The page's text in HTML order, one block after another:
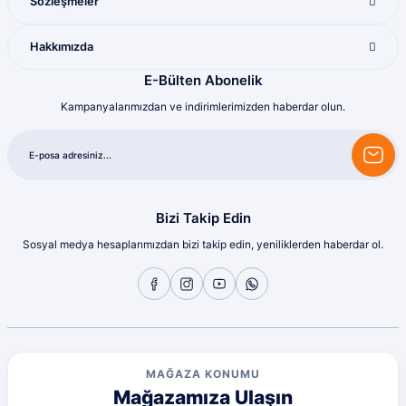
olcay tunçeli | 10/07/2026
Sorunsuz
Deneyimini Paylaş
Noeby
245,00 TL
Hakkımızda
E-Bülten Abonelik
Kampanyalarımızdan ve indirimlerimizden haberdar olun.
Bizi Takip Edin
Sosyal medya hesaplarımızdan bizi takip edin, yeniliklerden haberdar ol.
MAĞAZA KONUMU
Mağazamıza Ulaşın